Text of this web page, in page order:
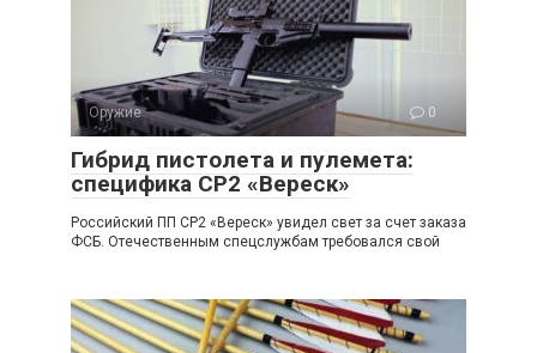
Оружие 0
Гибрид пистолета и пулемета:
специфика СР2 «Вереск»
Российский ПП СР2 «Вереск» увидел свет за счет заказа
ФСБ. Отечественным спецслужбам требовался свой